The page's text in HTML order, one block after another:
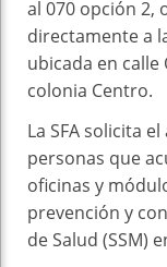
al 070 opción 2,
directamente a
ubicada en
colonia Centro.
La SFA solicita
personas que
oficinas y
prevención y
de Salud (SSM)